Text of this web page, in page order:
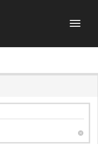
НАВИГАЦИЯ